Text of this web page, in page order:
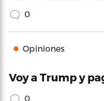
0
Opiniones
Voy a Trump y
0